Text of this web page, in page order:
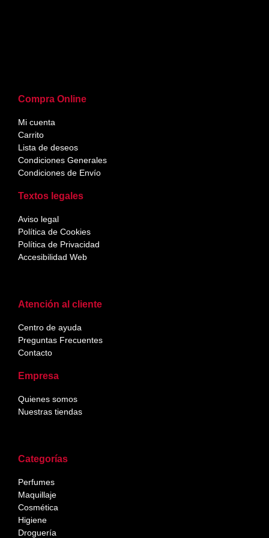
Categorías
Perfumes
Maquillaje
Cosmética
Higiene
Droguería
Atención al cliente
Centro de ayuda
Preguntas Frecuentes
Contacto
Empresa
Quienes somos
Nuestras tiendas
Compra Online
Mi cuenta
Carrito
Lista de deseos
Condiciones Generales
Condiciones de Envío
Textos legales
Aviso legal
Política de Cookies
Política de Privacidad
Accesibilidad Web